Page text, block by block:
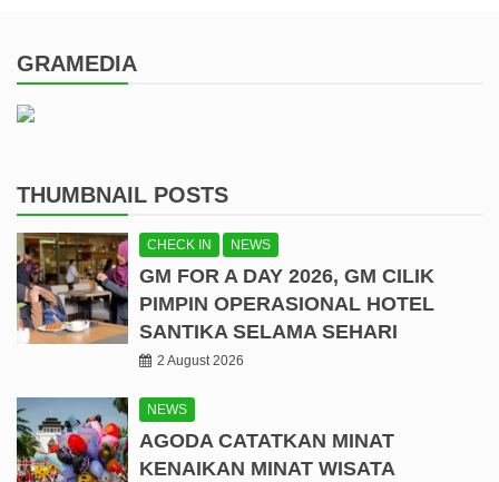
GRAMEDIA
THUMBNAIL POSTS
CHECK IN NEWS
GM FOR A DAY 2026, GM CILIK
PIMPIN OPERASIONAL HOTEL
SANTIKA SELAMA SEHARI
2 August 2026
NEWS
AGODA CATATKAN MINAT
KENAIKAN MINAT WISATA